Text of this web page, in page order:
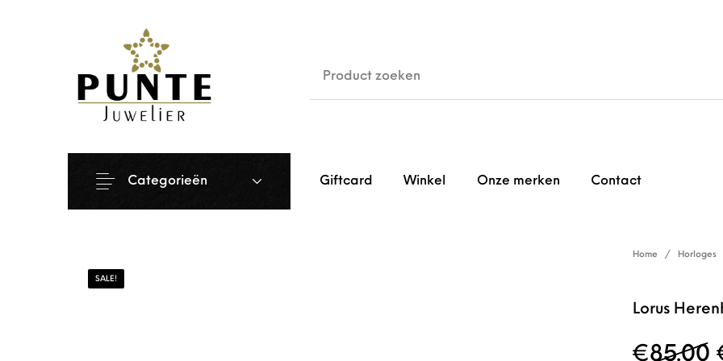
Giftcard Winkel Onze merken Contact
Categorieën
SALE!
Home / Horloges
Lorus
€85.00